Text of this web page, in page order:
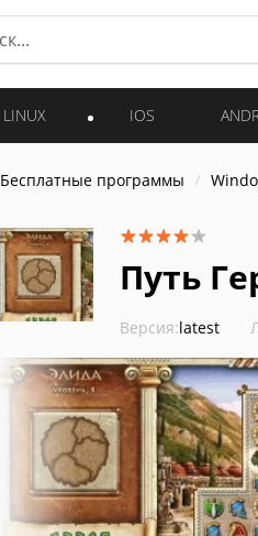
LINUX IOS
Бесплатные программы
Путь
Версия:latest